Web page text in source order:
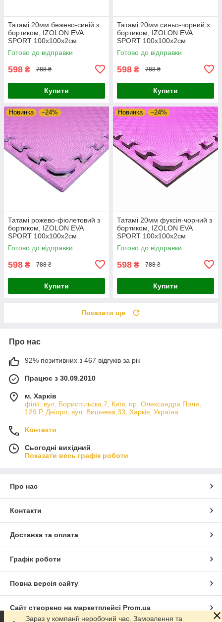
Татамі 20мм бежево-синій з
бортиком, IZOLON EVA
SPORT 100х100х2см
Готово до відправки
598 ₴ 788 ₴
Купити
Татамі 20мм синьо-чорний з
бортиком, IZOLON EVA
SPORT 100х100х2см
Готово до відправки
598 ₴ 788 ₴
Купити
Новинка –24%
Татамі рожево-фіолетовий з
бортиком, IZOLON EVA
SPORT 100х100х2см
Готово до відправки
598 ₴ 788 ₴
Купити
Новинка –24%
Татамі 20мм фуксія-чорний з
бортиком, IZOLON EVA
SPORT 100х100х2см
Готово до відправки
598 ₴ 788 ₴
Купити
Показати ще
Про нас
92% позитивних з 467 відгуків за рік
Працює з 30.09.2010
м. Харків
філії: вул. Бориcпільска,7, Київ; пр. Олександра Поля,
129 Р, Дніпро; вул. Вишнева,33, Харків, Україна
Контакти
Сьогодні вихідний
Показати весь графік роботи
Про нас
Контакти
Доставка та оплата
Графік роботи
Повна версія сайту
Сайт створено на маркетплейсі Prom.ua
Зараз у компанії неробочий час. Замовлення та